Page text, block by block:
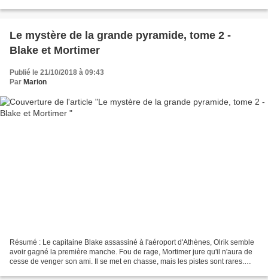
Le mystère de la grande pyramide, tome 2 -
Blake et Mortimer
Publié le 21/10/2018 à 09:43
Par Marion
Résumé : Le capitaine Blake assassiné à l'aéroport d'Athènes, Olrik semble
avoir gagné la première manche. Fou de rage, Mortimer jure qu'il n'aura de
cesse de venger son ami. Il se met en chasse, mais les pistes sont rares.